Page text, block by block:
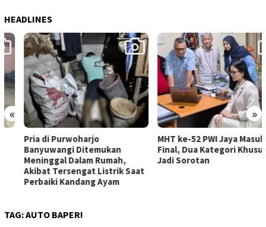
HEADLINES
« »
Pria di Purwoharjo
Banyuwangi Ditemukan
Meninggal Dalam Rumah,
Akibat Tersengat Listrik Saat
Perbaiki Kandang Ayam
MHT ke-52 PWI Jaya Masuki
Final, Dua Kategori Khusus
Jadi Sorotan
TAG:AUTO BAPER!